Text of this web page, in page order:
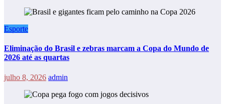
Esporte
Eliminação do Brasil e zebras marcam a Copa do Mundo de
2026 até as quartas
julho 8, 2026 admin